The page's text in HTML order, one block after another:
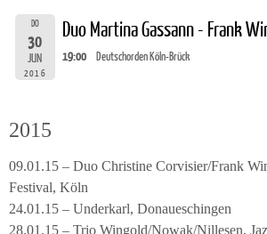
DO
30
JUN
2016
Duo Martina Gassann - Frank
19:00 Deutschorden Köln-Brück
2015
09.01.15 – Duo Christine Corvisier/Frank
Festival, Köln
24.01.15 – Underkarl, Donaueschingen
28.01.15 – Trio Wingold/Nowak/Nillesen,